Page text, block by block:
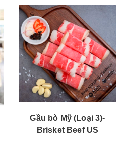
Gầu bò Mỹ (Loại 3)-
Brisket Beef US